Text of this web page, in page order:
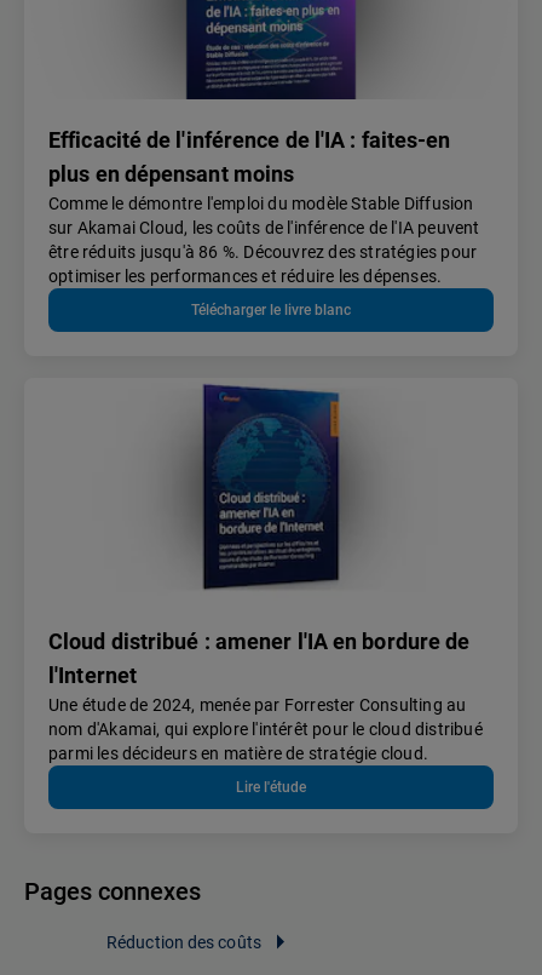
Efficacité de l'inférence de l'IA : faites-en
plus en dépensant moins
Comme le démontre l'emploi du modèle Stable Diffusion
sur Akamai Cloud, les coûts de l'inférence de l'IA peuvent
être réduits jusqu'à 86 %. Découvrez des stratégies pour
optimiser les performances et réduire les dépenses.
Télécharger le livre blanc
Cloud distribué : amener l'IA en bordure de
l'Internet
Une étude de 2024, menée par Forrester Consulting au
nom d'Akamai, qui explore l'intérêt pour le cloud distribué
parmi les décideurs en matière de stratégie cloud.
Lire l'étude
Pages connexes
Réduction des coûts